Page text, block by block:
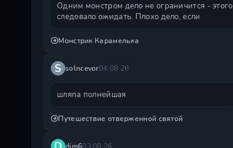
Одним монстром дело не ограничится - этого
следовало ожидать. Плохо дело, если
Монстрик Карамелька
S solncevor04.08.26
шляпа полнейшая
Путешествие отверженной святой